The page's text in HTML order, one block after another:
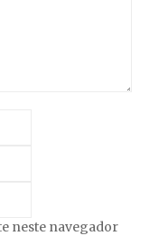
neste navegador